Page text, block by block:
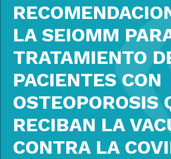
LA SEIOMM
TRATAMIENTO
PACIENTES CON
OSTEOPOROSIS
RECIBAN LA
CONTRA LA